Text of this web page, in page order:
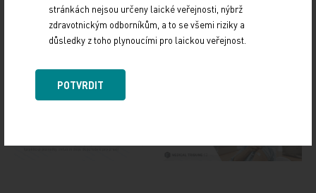
Z REGIONŮ
stránkách nejsou určeny laické veřejnosti, nýbrž
zdravotnickým odborníkům, a to se všemi riziky a
důsledky z toho plynoucími pro laickou veřejnost.
POTVRDIT